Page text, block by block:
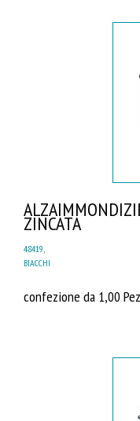
ZINCATA
48419
BIACCHI
confezione da 1,00